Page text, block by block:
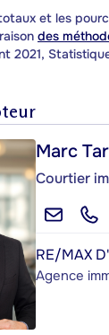
et les
des
2021,
Marc
Courtier
RE/MAX
Agence